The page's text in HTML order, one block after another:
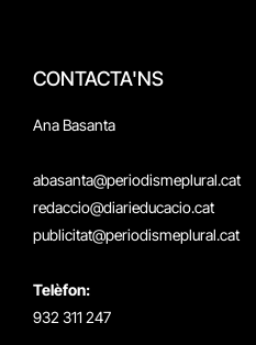
CONTACTA'NS
Ana Basanta
abasanta@periodismeplural.cat
redaccio@diarieducacio.cat
publicitat@periodismeplural.cat
Telèfon:
932 311 247